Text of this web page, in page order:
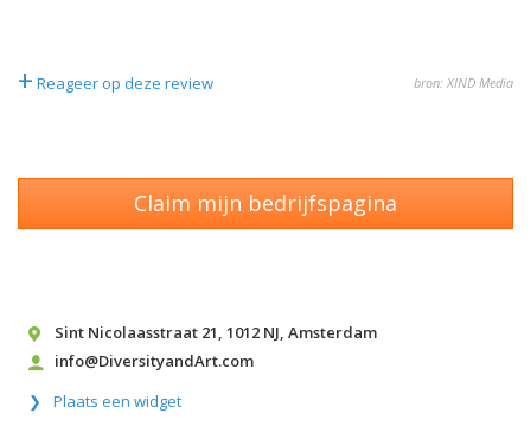
+ Reageer op deze review bron: XIND Media
Claim mijn bedrijfspagina
Sint Nicolaasstraat 21, 1012 NJ, Amsterdam
info@DiversityandArt.com
Plaats een widget